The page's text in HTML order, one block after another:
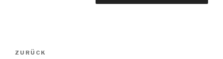
Beitragsnavigation
Vorheriger
ZURÜCK